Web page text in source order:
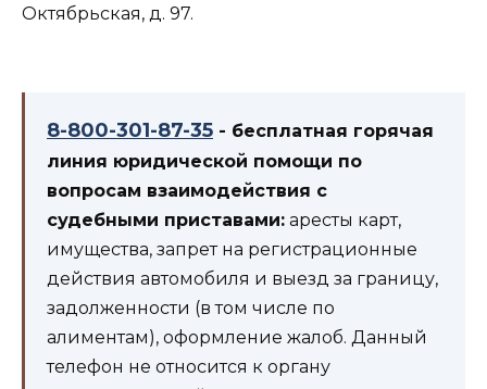
Октябрьская, д. 97.
8-800-301-87-35 - бесплатная горячая
линия юридической помощи по
вопросам взаимодействия с
судебными приставами: аресты карт,
имущества, запрет на регистрационные
действия автомобиля и выезд за границу,
задолженности (в том числе по
алиментам), оформление жалоб. Данный
телефон не относится к органу